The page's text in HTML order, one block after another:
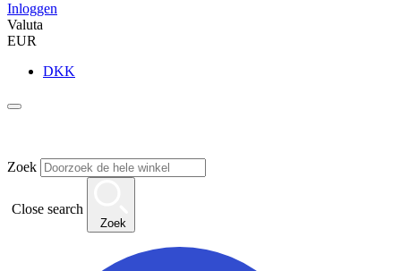
Inloggen
Valuta
EUR
DKK
Zoek
Close search
Zoek